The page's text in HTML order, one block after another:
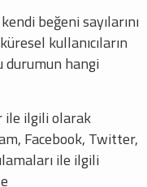
beğeni sayılarını
kullanıcıların
durumun hangi
ile ilgili olarak
Facebook, Twitter,
ile ilgili